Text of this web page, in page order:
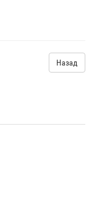
Назад